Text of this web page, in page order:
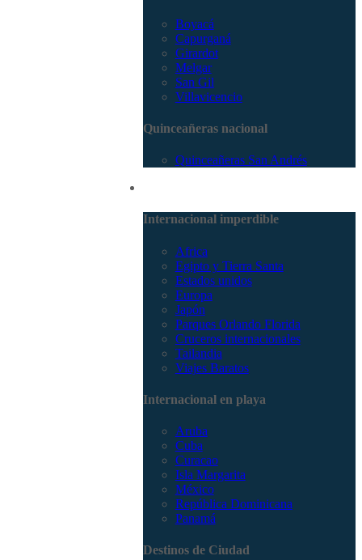
Boyacá
Capurganá
Girardot
Melgar
San Gil
Villavicencio
Quinceañeras nacional
Quinceañeras San Andrés
Internacional imperdible
Africa
Egipto y Tierra Santa
Estados unidos
Europa
Japón
Parques Orlando Florida
Cruceros internacionales
Tailandia
Viajes Baratos
Internacional en playa
Aruba
Cuba
Curacao
Isla Margarita
México
República Dominicana
Panamá
Destinos de Ciudad